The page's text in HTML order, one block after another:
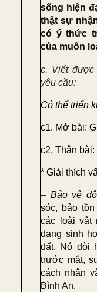
sống hiện
thật sự
có ý thức
của muôn
c. Viết được
yêu cầu:
Có thể triển
c1. Mở bài:G
c2.Thân bài:
* Giải thích
– Bảo vệ
sóc, bảo
các loài vật
dạng sinh
đất. Nó đòi
trước mắt,
cách nhân
Bình An.